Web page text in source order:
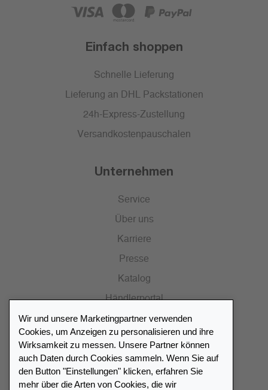
Einfach shoppen
Schnelle Lieferung
Lieferung an DHL Packstationen
24h-Express-Zustellung
Versandkostenpauschalen
Unternehmen
Service
Über uns
Karriere
Presse
Katalog
Händlerportal
Händlerverzeichnis
Wir und unsere Marketingpartner verwenden
Cookies, um Anzeigen zu personalisieren und ihre
Wirksamkeit zu messen. Unsere Partner können
auch Daten durch Cookies sammeln. Wenn Sie auf
den Button "Einstellungen" klicken, erfahren Sie
mehr über die Arten von Cookies, die wir